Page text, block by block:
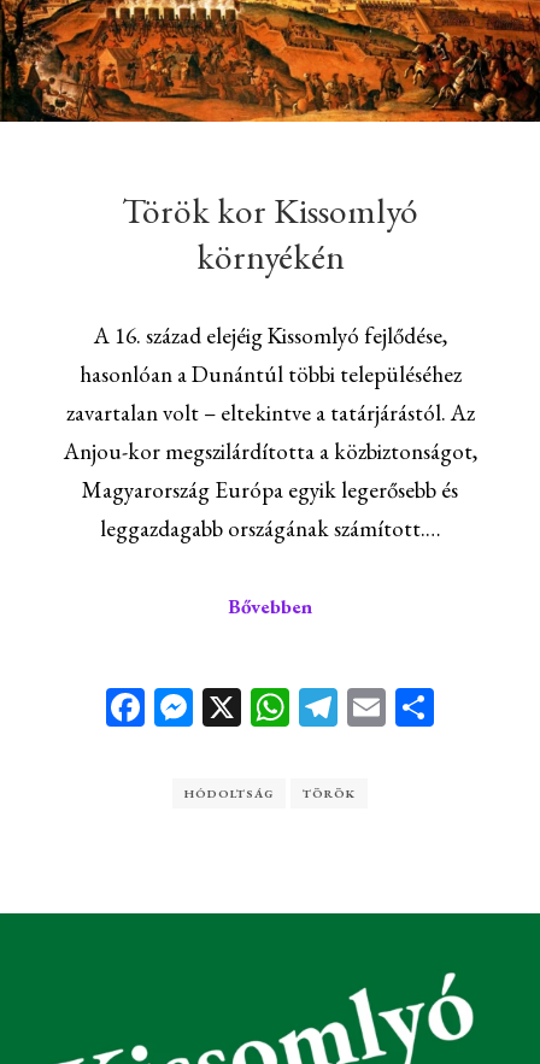
Török kor Kissomlyó
környékén
A 16. század elejéig Kissomlyó fejlődése,
hasonlóan a Dunántúl többi településéhez
zavartalan volt – eltekintve a tatárjárástól. Az
Anjou-kor megszilárdította a közbiztonságot,
Magyarország Európa egyik legerősebb és
leggazdagabb országának számított.…
Bővebben
Facebook
Messenger
X WhatsApp
Telegram
Email
HÓDOLTSÁG TÖRÖK